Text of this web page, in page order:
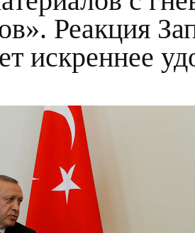
Реакция
искреннее